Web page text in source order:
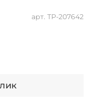
арт. ТР-207642